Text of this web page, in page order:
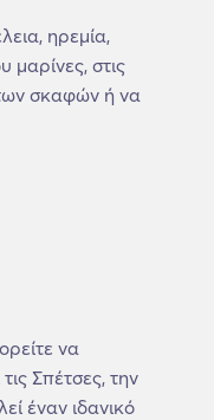
ηρεμία,
μαρίνες, στις
των σκαφών ή να
να
Σπέτσες, την
έναν ιδανικό